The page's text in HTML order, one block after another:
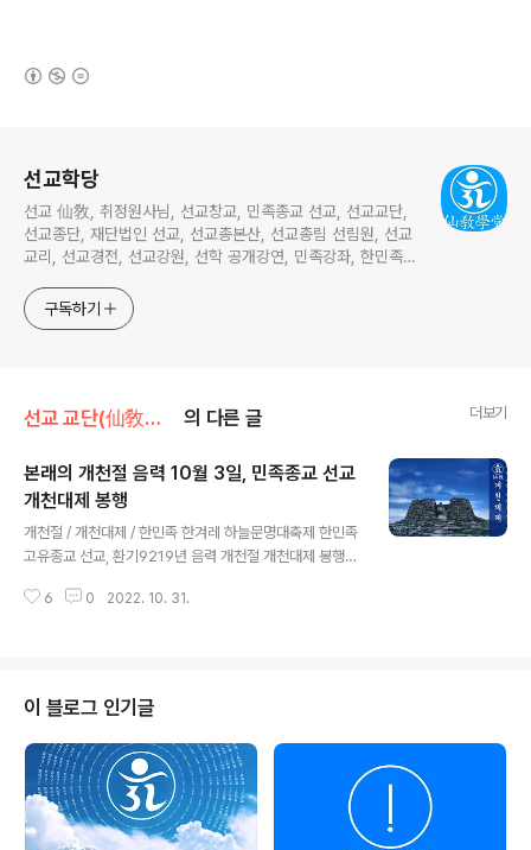
선교학당
선교 仙敎, 취정원사님, 선교창교, 민족종교 선교, 선교교단,
선교종단, 재단법인 선교, 선교총본산, 선교총림 선림원, 선교
교리, 선교경전, 선교강원, 선학 공개강연, 민족강좌, 한민족고
구독하기
선교 교단(仙敎敎團)/선교종단 재단법인 선교(仙敎) 의 다른 글 더보기
본래의 개천절 음력 10월 3일, 민족종교 선교
개천대제 봉행
개천절 / 개천대제 / 한민족 한겨레 하늘문명대축제 한민족
고유종교 선교, 환기9219년 음력 개천절 개천대제 봉행
며 한민족 신성문화 법문 민족종교 선교(仙敎) 교단은 20
선교 창교주 취정원사께서는 “개천대제(開天大祭)”는 홍
익인간 재세이화를 실현하는 하늘문명대축제로 거듭나
“개천(開天)이라는 한민족의 신성문화”를 전 세계인과 공
유해야 한다고 교유하여 주셨습니다. ※ 음력 개천절, 선교
개천대제 / 언론보도 인터뷰365 민족종교 선교(仙敎), 환
기 9219년 음력 개천절 맞아 개천..
6 0 2022. 10. 31.
이 블로그 인기글